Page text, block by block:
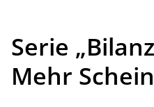
Serie
Mehr